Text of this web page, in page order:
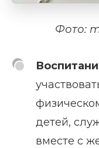
Фото:
детей,
вместе с